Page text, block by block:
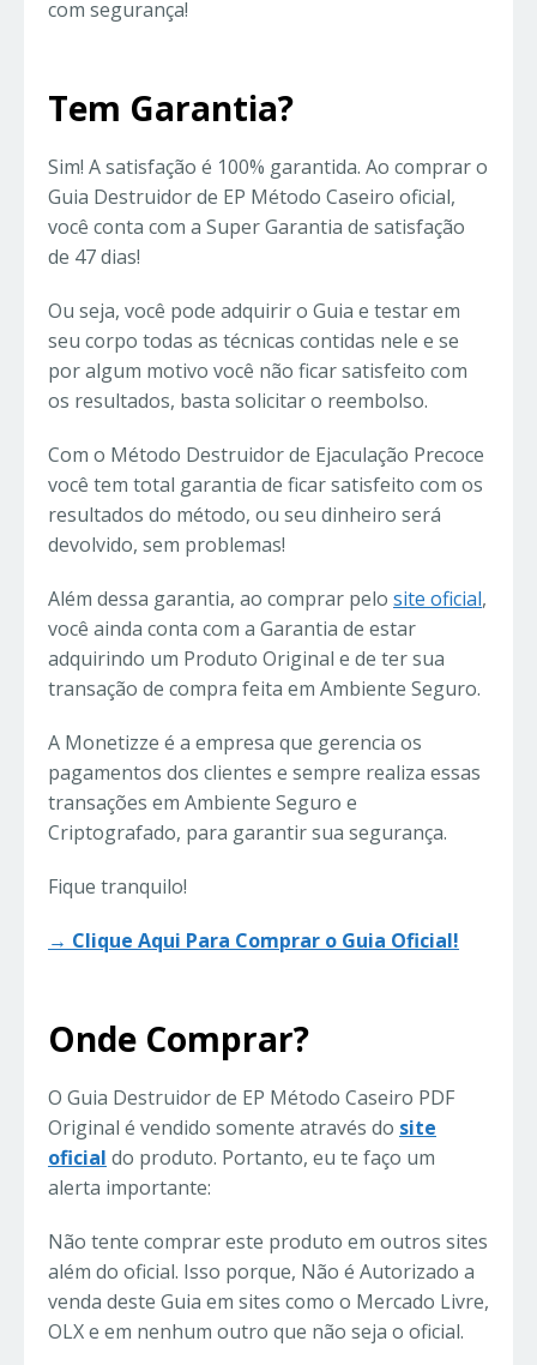
com segurança!
Tem Garantia?
Sim! A satisfação é 100% garantida. Ao comprar o
Guia Destruidor de EP Método Caseiro oficial,
você conta com a Super Garantia de satisfação
de 47 dias!
Ou seja, você pode adquirir o Guia e testar em
seu corpo todas as técnicas contidas nele e se
por algum motivo você não ficar satisfeito com
os resultados, basta solicitar o reembolso.
Com o Método Destruidor de Ejaculação Precoce
você tem total garantia de ficar satisfeito com os
resultados do método, ou seu dinheiro será
devolvido, sem problemas!
Além dessa garantia, ao comprar pelo site oficial,
você ainda conta com a Garantia de estar
adquirindo um Produto Original e de ter sua
transação de compra feita em Ambiente Seguro.
A Monetizze é a empresa que gerencia os
pagamentos dos clientes e sempre realiza essas
transações em Ambiente Seguro e
Criptografado, para garantir sua segurança.
Fique tranquilo!
→ Clique Aqui Para Comprar o Guia Oficial!
Onde Comprar?
O Guia Destruidor de EP Método Caseiro PDF
Original é vendido somente através do site
oficial do produto. Portanto, eu te faço um
alerta importante:
Não tente comprar este produto em outros sites
além do oficial. Isso porque, Não é Autorizado a
venda deste Guia em sites como o Mercado Livre,
OLX e em nenhum outro que não seja o oficial.